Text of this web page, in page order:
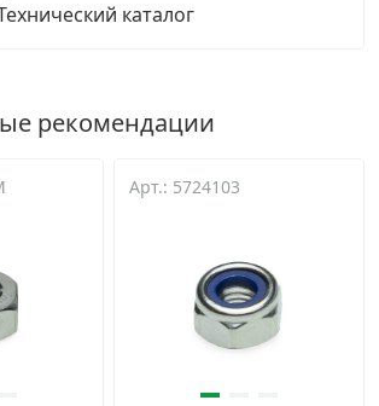
каталог
рекомендации
Арт.: 5724103